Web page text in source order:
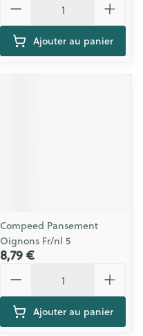
Ajouter au panier
Compeed Pansement
Oignons Fr/nl 5
8,79 €
Ajouter au panier